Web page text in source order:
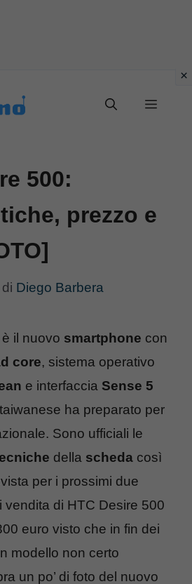
Menu
500:
prezzo e
di Diego Barbera
è il nuovo smartphone con
core, sistema operativo
e interfaccia Sense 5
ha preparato per
Sono ufficiali le
della scheda così
per i prossimi due
vendita di HTC Desire 500
euro visto che in fin dei
modello non certo
un po’ di foto del nuovo